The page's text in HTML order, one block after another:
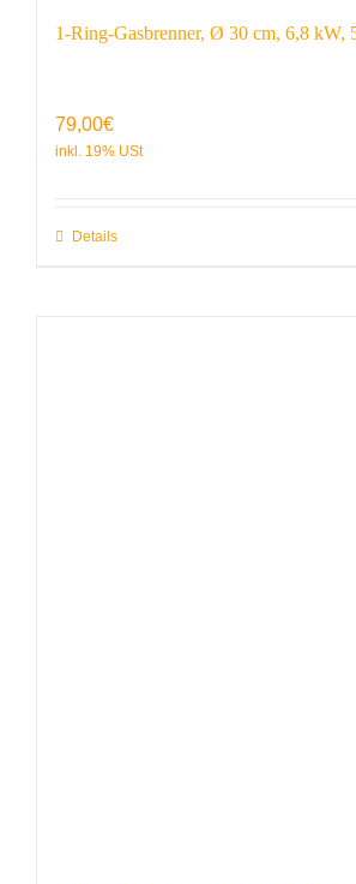
1-Ring-Gasbrenner, Ø 30 cm, 6,8 kW,
79,00€
Details